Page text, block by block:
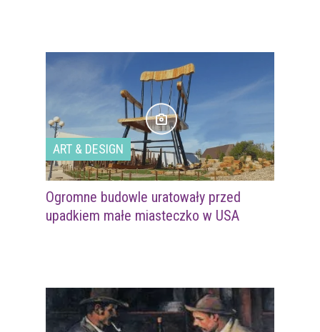
ART & DESIGN
Ogromne budowle uratowały przed
upadkiem małe miasteczko w USA